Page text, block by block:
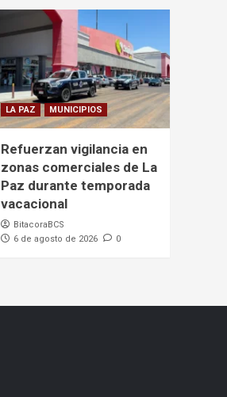
LA PAZ MUNICIPIOS
Refuerzan vigilancia en
zonas comerciales de La
Paz durante temporada
vacacional
BitacoraBCS
6 de agosto de 2026
0